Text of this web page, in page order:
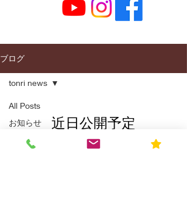
ブログ
All Posts
お知らせ
今日はなんの
tonri news
近日公開予定
その他のカテゴリーの記事を見まし